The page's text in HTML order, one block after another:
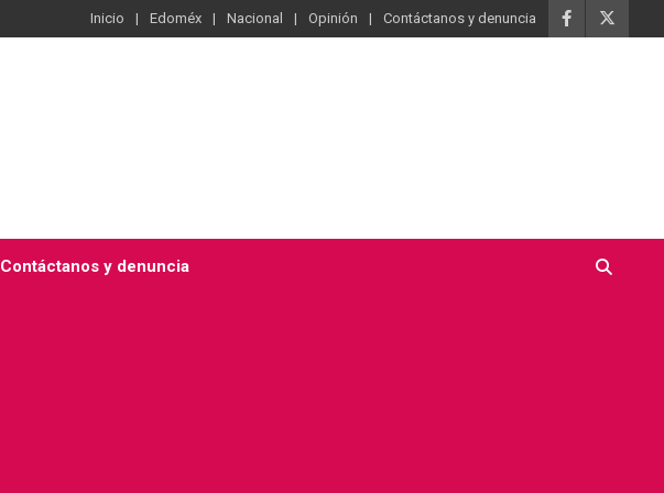
Inicio Edoméx Nacional Opinión Contáctanos y denuncia
Contáctanos y denuncia